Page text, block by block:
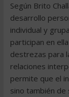
Según Brito
desarrollo
individual y
participan en
destrezas para
relaciones
permite que el
sino también